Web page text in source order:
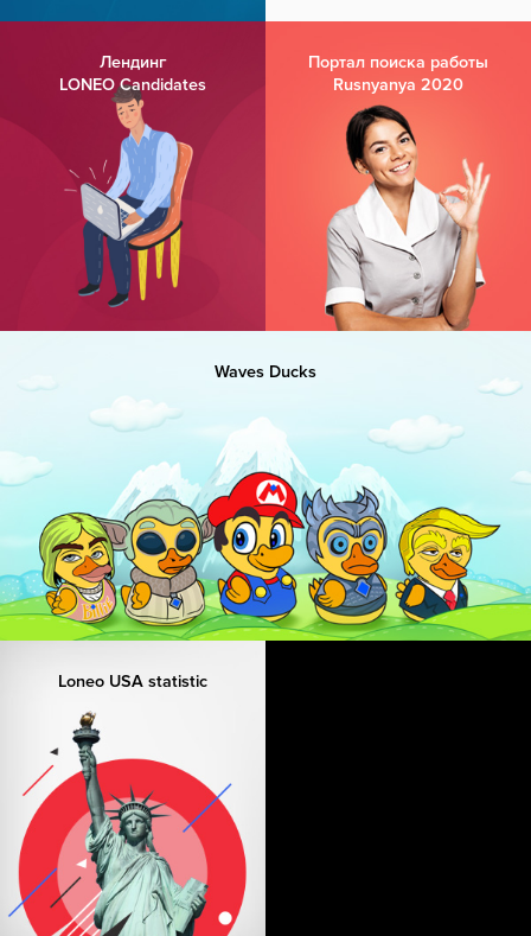
Лендинг
LONEO Candidates
Waves Ducks
Портал поиска работы
Rusnyanya 2020
Loneo USA statistic